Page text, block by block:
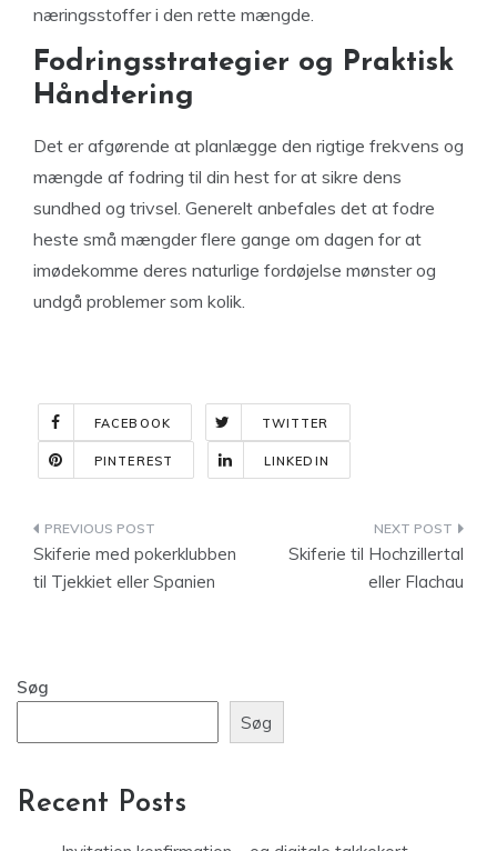
næringsstoffer i den rette mængde.
Fodringsstrategier og Praktisk
Håndtering
Det er afgørende at planlægge den rigtige frekvens og
mængde af fodring til din hest for at sikre dens
sundhed og trivsel. Generelt anbefales det at fodre
heste små mængder flere gange om dagen for at
imødekomme deres naturlige fordøjelse mønster og
undgå problemer som kolik.
FACEBOOK TWITTER
PINTEREST LINKEDIN
Indlægsnavigation
Skiferie med pokerklubben
til Tjekkiet eller Spanien
Skiferie til Hochzillertal
eller Flachau
Søg
Søg
Recent Posts